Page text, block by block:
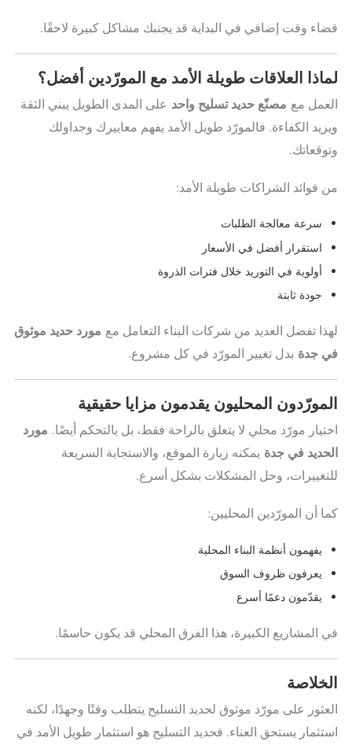
قضاء وقت إضافي في البداية قد يجنبك مشاكل كبيرة لاحقًا.
لماذا العلاقات طويلة الأمد مع المورّدين أفضل؟
العمل مع مصنّع حديد تسليح واحد على المدى الطويل يبني الثقة
ويزيد الكفاءة. فالمورّد طويل الأمد يفهم معاييرك وجداولك
وتوقعاتك.
من فوائد الشراكات طويلة الأمد:
سرعة معالجة الطلبات
استقرار أفضل في الأسعار
أولوية في التوريد خلال فترات الذروة
جودة ثابتة
لهذا تفضل العديد من شركات البناء التعامل مع مورد حديد موثوق
في جدة بدل تغيير المورّد في كل مشروع.
المورّدون المحليون يقدمون مزايا حقيقية
اختيار مورّد محلي لا يتعلق بالراحة فقط، بل بالتحكم أيضًا. مورد
الحديد في جدة يمكنه زيارة الموقع، والاستجابة السريعة
للتغييرات، وحل المشكلات بشكل أسرع.
كما أن المورّدين المحليين:
يفهمون أنظمة البناء المحلية
يعرفون ظروف السوق
يقدّمون دعمًا أسرع
في المشاريع الكبيرة، هذا الفرق المحلي قد يكون حاسمًا.
الخلاصة
العثور على مورّد موثوق لحديد التسليح يتطلب وقتًا وجهدًا، لكنه
استثمار يستحق العناء. فحديد التسليح هو استثمار طويل الأمد في